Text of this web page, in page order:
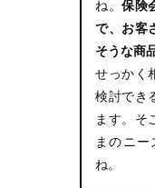
ね。保険
で、お客
そうな商
せっかく
検討でき
ます。そ
まのニ
ね。